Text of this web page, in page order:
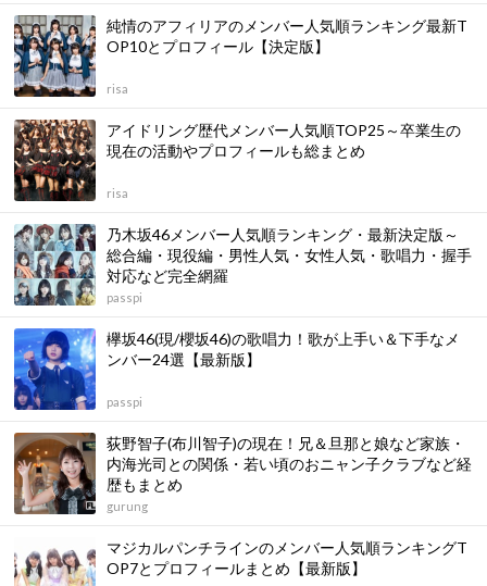
純情のアフィリアのメンバー人気順ランキング最新T
OP10とプロフィール【決定版】
risa
アイドリング歴代メンバー人気順TOP25～卒業生の
現在の活動やプロフィールも総まとめ
risa
乃木坂46メンバー人気順ランキング・最新決定版～
総合編・現役編・男性人気・女性人気・歌唱力・握手
対応など完全網羅
passpi
欅坂46(現/櫻坂46)の歌唱力！歌が上手い＆下手なメ
ンバー24選【最新版】
passpi
荻野智子(布川智子)の現在！兄＆旦那と娘など家族・
内海光司との関係・若い頃のおニャン子クラブなど経
歴もまとめ
gurung
マジカルパンチラインのメンバー人気順ランキングT
OP7とプロフィールまとめ【最新版】